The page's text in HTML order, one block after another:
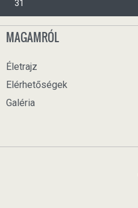
31
MAGAMRÓL
Életrajz
Elérhetőségek
Galéria